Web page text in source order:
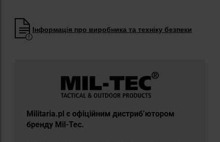
Інформація про виробника та техніку безпеки
Militaria.pl є офіційним дистриб’ютором
бренду Mil-Tec.